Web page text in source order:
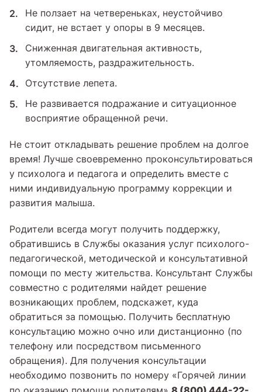
Не ползает на четвереньках, неустойчиво
сидит, не встает у опоры в 9 месяцев.
Сниженная двигательная активность,
утомляемость, раздражительность.
Отсутствие лепета.
Не развивается подражание и ситуационное
восприятие обращенной речи.
Не стоит откладывать решение проблем на долгое
время! Лучше своевременно проконсультироваться
у психолога и педагога и определить вместе с
ними индивидуальную программу коррекции и
развития малыша.
Родители всегда могут получить поддержку,
обратившись в Службы оказания услуг психолого-
педагогической, методической и консультативной
помощи по месту жительства. Консультант Службы
совместно с родителями найдет решение
возникающих проблем, подскажет, куда
обратиться за помощью. Получить бесплатную
консультацию можно очно или дистанционно (по
телефону или посредством письменного
обращения). Для получения консультации
необходимо позвонить по номеру «Горячей линии